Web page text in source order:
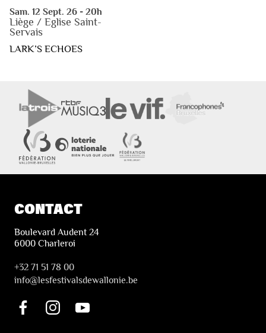
Sam. 12 Sept. 26 - 20h
Liège / Eglise Saint-
Servais
LARK’S ECHOES
CONTACT
Boulevard Audent 24
6000 Charleroi
+32 71 51 78 00
info@lesfestivalsdewallonie.be